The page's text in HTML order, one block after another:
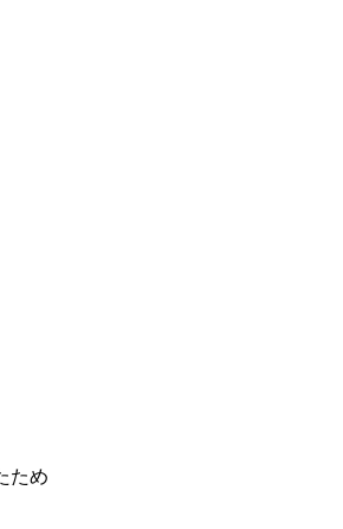
ため